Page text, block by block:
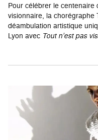
Pour célébrer le
visionnaire, la
déambulation artistique
Lyon avec Tout n’est pas